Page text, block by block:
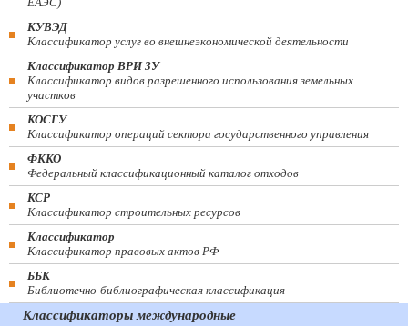
КУВЭД
Классификатор услуг во внешнеэкономической деятельности
Классификатор ВРИ ЗУ
Классификатор видов разрешенного использования земельных
участков
КОСГУ
Классификатор операций сектора государственного управления
ФККО
Федеральный классификационный каталог отходов
КСР
Классификатор строительных ресурсов
Классификатор
Классификатор правовых актов РФ
ББК
Библиотечно-библиографическая классификация
Классификаторы международные